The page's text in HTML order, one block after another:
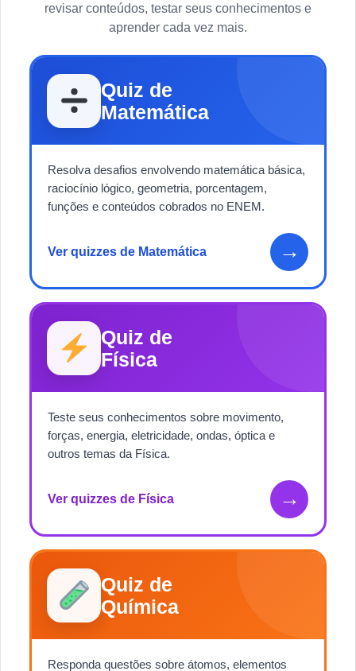
revisar conteúdos, testar seus conhecimentos e
aprender cada vez mais.
Quiz de
Matemática
Resolva desafios envolvendo matemática básica,
raciocínio lógico, geometria, porcentagem,
funções e conteúdos cobrados no ENEM.
Ver quizzes de Matemática →
Quiz de
Física
Teste seus conhecimentos sobre movimento,
forças, energia, eletricidade, ondas, óptica e
outros temas da Física.
Ver quizzes de Física →
Quiz de
Química
Responda questões sobre átomos, elementos